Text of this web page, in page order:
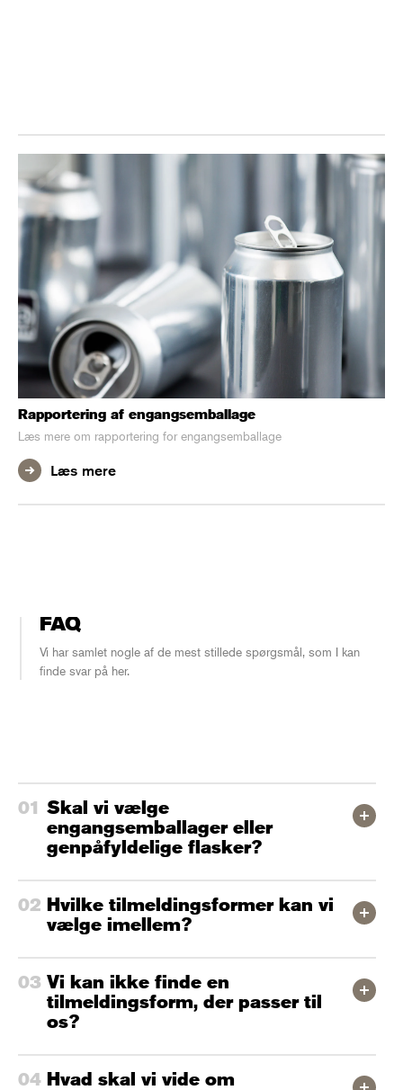
Rapportering af engangsemballage
Læs mere om rapportering for engangsemballage
Læs mere
FAQ
Vi har samlet nogle af de mest stillede spørgsmål, som I kan
finde svar på her.
Skal vi vælge
engangsemballager eller
genpåfyldelige flasker?
Hvilke tilmeldingsformer kan vi
vælge imellem?
Vi kan ikke finde en
tilmeldingsform, der passer til
os?
Hvad skal vi vide om